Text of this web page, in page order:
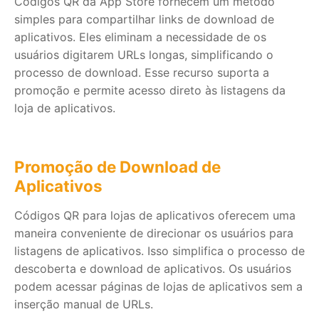
simples para compartilhar links de download de
aplicativos. Eles eliminam a necessidade de os
usuários digitarem URLs longas, simplificando o
processo de download. Esse recurso suporta a
promoção e permite acesso direto às listagens da
loja de aplicativos.
Promoção de Download de
Aplicativos
Códigos QR para lojas de aplicativos oferecem uma
maneira conveniente de direcionar os usuários para
listagens de aplicativos. Isso simplifica o processo de
descoberta e download de aplicativos. Os usuários
podem acessar páginas de lojas de aplicativos sem a
inserção manual de URLs.